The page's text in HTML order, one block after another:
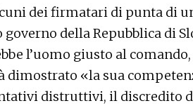
dei firmatari di punta di
della Repubblica di
l’uomo giusto al
dimostrato «la sua
distruttivi, il discredito